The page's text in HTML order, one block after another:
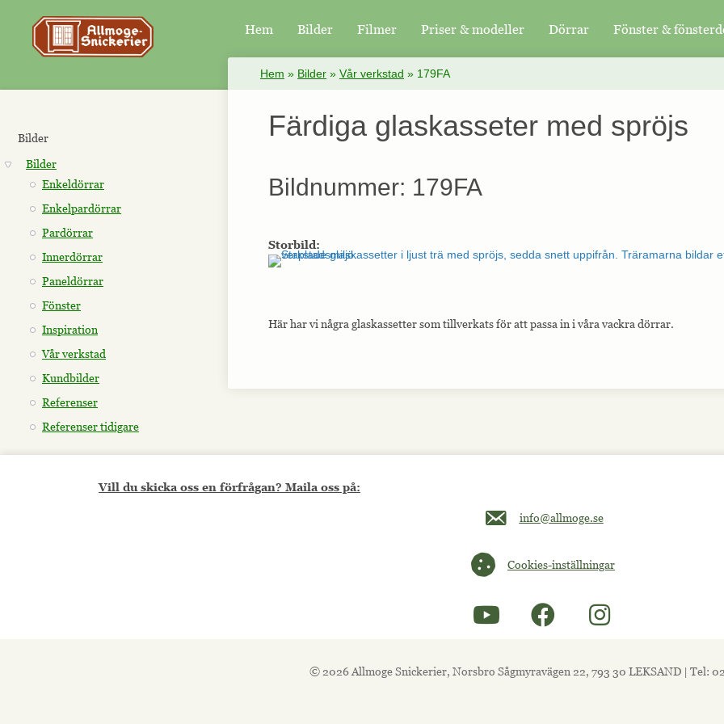
Hem Bilder Filmer Priser & modeller Dörrar Fönster &
Bilder
Bilder
Enkeldörrar
Enkelpardörrar
Pardörrar
Innerdörrar
Paneldörrar
Fönster
Inspiration
Vår verkstad
Kundbilder
Referenser
Referenser tidigare
Hem » Bilder » Vår verkstad » 179FA
Färdiga glaskasseter med spröjs
Bildnummer: 179FA
Storbild:
Här har vi några glaskassetter som tillverkats för att passa in i våra vackra dörrar.
Vill du skicka oss en förfrågan? Maila oss på:
Maila oss på info@allmoge.se
info@allmoge.se
Cookies-inställningar
Cookies-inställningar
© 2026 Allmoge Snickerier, Norsbro Sågmyravägen 22, 793 30 LEKSAND | Tel: